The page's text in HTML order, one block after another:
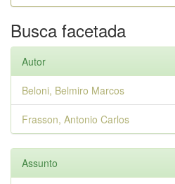
Busca facetada
Autor
Beloni, Belmiro Marcos
Frasson, Antonio Carlos
Assunto